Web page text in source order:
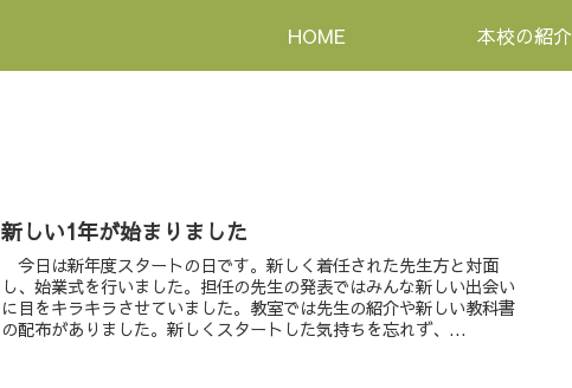
HOME 本校の紹介
新しい1年が始まりました
今日は新年度スタートの日です。新しく着任された先生方と対面
し、始業式を行いました。担任の先生の発表ではみんな新しい出会い
に目をキラキラさせていました。教室では先生の紹介や新しい教科書
の配布がありました。新しくスタートした気持ちを忘れず、...